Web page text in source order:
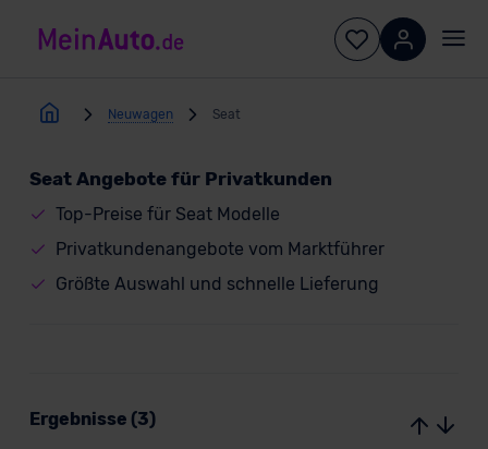
Neuwagen Seat
Seat Angebote für Privatkunden
Top-Preise für Seat Modelle
Privatkundenangebote vom Marktführer
Größte Auswahl und schnelle Lieferung
Ergebnisse (3)